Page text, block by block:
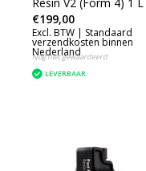
€199,00
Excl. BTW | Standaard
verzendkosten binnen
Nederland
Nog niet gewaardeerd
LEVERBAAR